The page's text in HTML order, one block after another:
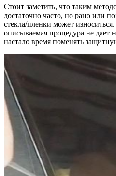
Стоит заметить, что таким
достаточно часто, но рано или
стекла/пленки может
описываемая процедура не дает
настало время поменять